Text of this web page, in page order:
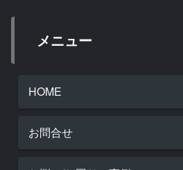
メニュー
HOME
お問合せ